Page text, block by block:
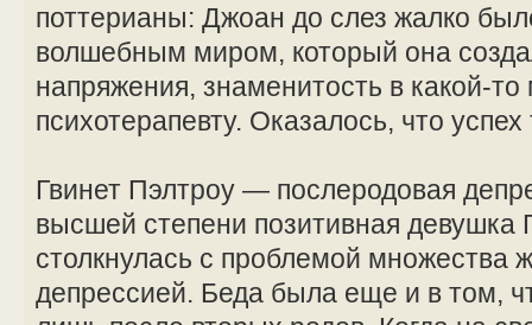
поттерианы: Джоан до слез жалко
волшебным миром, который она
напряжения, знаменитость в какой-
психотерапевту. Оказалось, что
Гвинет Пэлтроу — послеродовая
высшей степени позитивная девушка
столкнулась с проблемой
депрессией. Беда была еще и в том,